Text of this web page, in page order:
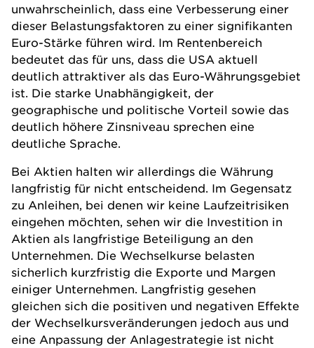
unwahrscheinlich, dass eine Verbesserung einer
dieser Belastungsfaktoren zu einer signifikanten
Euro-Stärke führen wird. Im Rentenbereich
bedeutet das für uns, dass die USA aktuell
deutlich attraktiver als das Euro-Währungsgebiet
ist. Die starke Unabhängigkeit, der
geographische und politische Vorteil sowie das
deutlich höhere Zinsniveau sprechen eine
deutliche Sprache.
Bei Aktien halten wir allerdings die Währung
langfristig für nicht entscheidend. Im Gegensatz
zu Anleihen, bei denen wir keine Laufzeitrisiken
eingehen möchten, sehen wir die Investition in
Aktien als langfristige Beteiligung an den
Unternehmen. Die Wechselkurse belasten
sicherlich kurzfristig die Exporte und Margen
einiger Unternehmen. Langfristig gesehen
gleichen sich die positiven und negativen Effekte
der Wechselkursveränderungen jedoch aus und
eine Anpassung der Anlagestrategie ist nicht